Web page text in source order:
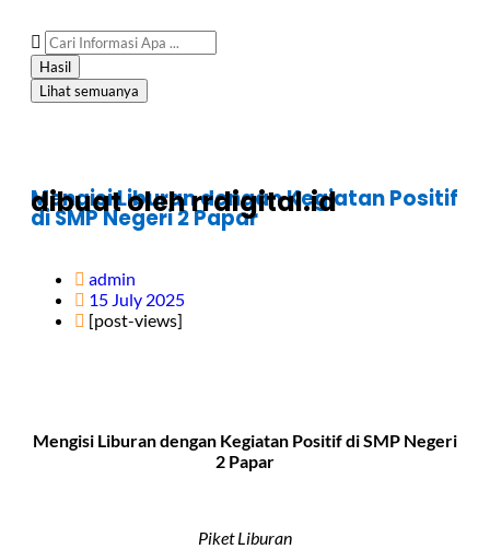
Hasil
Lihat semuanya
Mengisi Liburan dengan Kegiatan Positif
di SMP Negeri 2 Papar
admin
15 July 2025
[post-views]
Mengisi Liburan dengan Kegiatan Positif di SMP Negeri
2 Papar
Piket Liburan
dibuat oleh rrdigital.id